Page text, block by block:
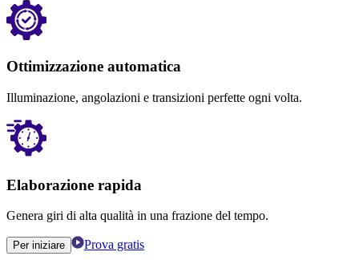
Ottimizzazione automatica
Illuminazione, angolazioni e transizioni perfette ogni volta.
Elaborazione rapida
Genera giri di alta qualità in una frazione del tempo.
Per iniziare Prova gratis